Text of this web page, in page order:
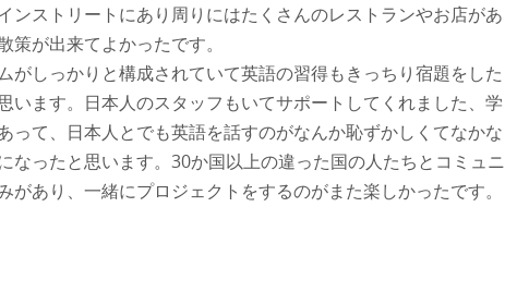
ンストリートにあり周りにはたくさんのレストランやお店があ
が出来てよかったです。
がしっかりと構成されていて英語の習得もきっちり宿題をした
います。日本人のスタッフもいてサポートしてくれました、学
って、日本人とでも英語を話すのがなんか恥ずかしくてなかな
なったと思います。30か国以上の違った国の人たちとコミュニ
あり、一緒にプロジェクトをするのがまた楽しかったです。